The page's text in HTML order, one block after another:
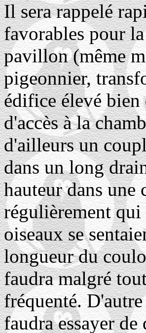
Il sera rappelé
favorables pour
pavillon (même
pigeonnier,
édifice élevé
d'accès à la
d'ailleurs un
dans un long
hauteur dans une
régulièrement qui
oiseaux se
longueur du
faudra malgré
fréquenté.
faudra essayer